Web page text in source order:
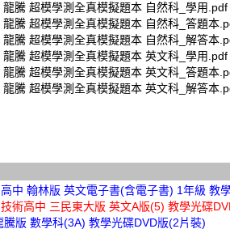
龍騰 超模學測全真模擬題本 自然科_學用.pdf
龍騰 超模學測全真模擬題本 自然科_答題本
龍騰 超模學測全真模擬題本 自然科_解答本
龍騰 超模學測全真模擬題本 英文科_學用.pdf
龍騰 超模學測全真模擬題本 英文科_答題本
龍騰 超模學測全真模擬題本 英文科_解答本
中 翰林版 英文電子書(含電子書) 1年級 教
術高中 三民東大版 英文A版(5) 教學光碟
騰版 數學科(3A) 教學光碟DVD版(2片裝)